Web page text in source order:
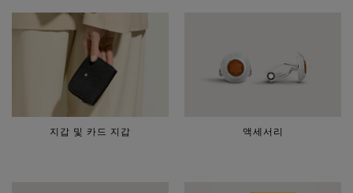
지갑 및 카드 지갑 액세서리